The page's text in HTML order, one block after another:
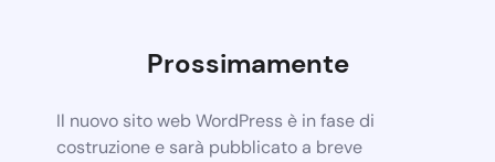
Prossimamente
Il nuovo sito web WordPress è in fase di
costruzione e sarà pubblicato a breve